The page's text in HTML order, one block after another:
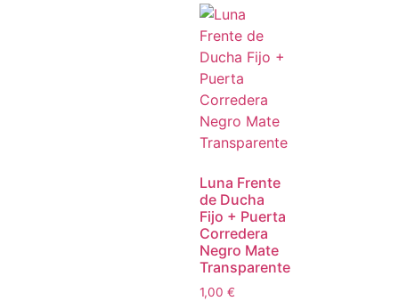
Luna Frente
de Ducha
Fijo + Puerta
Corredera
Negro Mate
Transparente
1,00 €